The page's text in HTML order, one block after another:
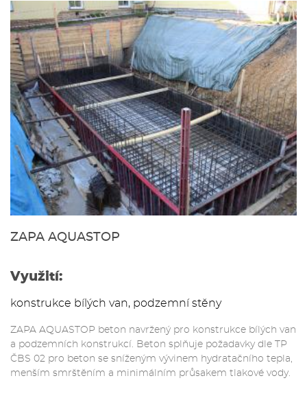
ZAPA AQUASTOP
Využití:
konstrukce bílých van, podzemní stěny
ZAPA AQUASTOP beton navržený pro konstrukce bílých van
a podzemních konstrukcí. Beton splňuje požadavky dle TP
ČBS 02 pro beton se sníženým vývinem hydratačního tepla,
menším smrštěním a minimálním průsakem tlakové vody.